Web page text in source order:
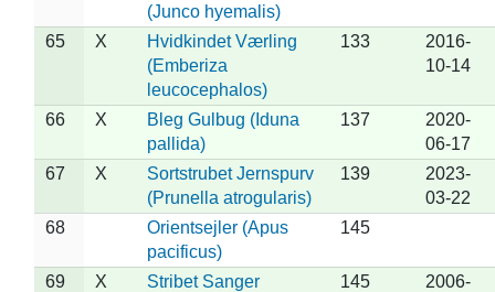
(Junco hyemalis)
65 X
Hvidkindet Værling
(Emberiza
leucocephalos)
133
2016-
10-14
66 X
Bleg Gulbug (Iduna
pallida)
137
2020-
06-17
67
X
Sortstrubet Jernspurv
(Prunella atrogularis)
139
2023-
03-22
68
Orientsejler (Apus
pacificus)
145
69 X
Stribet Sanger
145
2006-